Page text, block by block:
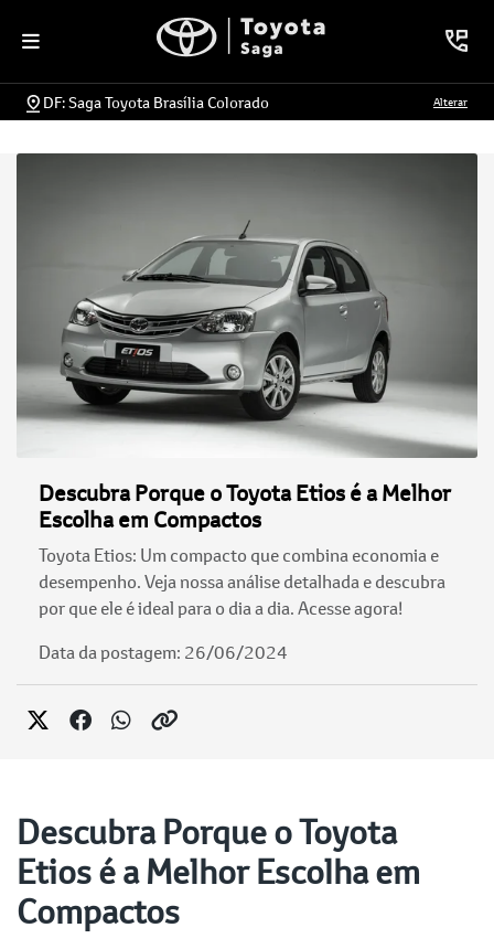
DF: Saga Toyota Brasília Colorado Alterar
Descubra Porque o Toyota Etios é a Melhor
Escolha em Compactos
Toyota Etios: Um compacto que combina economia e
desempenho. Veja nossa análise detalhada e descubra
por que ele é ideal para o dia a dia. Acesse agora!
Data da postagem: 26/06/2024
Descubra Porque o Toyota
Etios é a Melhor Escolha em
Compactos